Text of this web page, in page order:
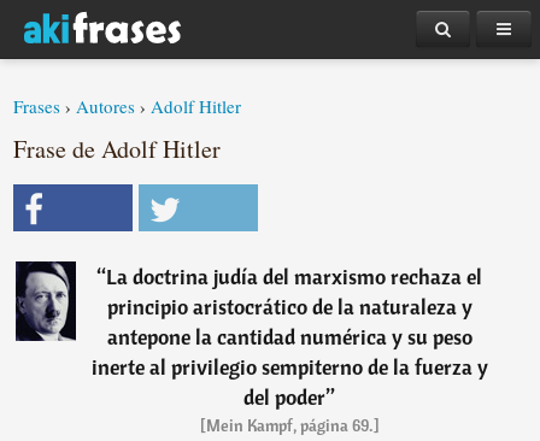
Frases ›Autores ›Adolf Hitler
Frase de Adolf Hitler
“La doctrina judía del marxismo rechaza el
principio aristocrático de la naturaleza y
antepone la cantidad numérica y su peso
inerte al privilegio sempiterno de la fuerza y
del poder”
[Mein Kampf, página 69.]